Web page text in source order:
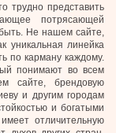
трудно представить
потрясающей
Не нашем сайте,
уникальная линейка
по карману каждому.
понимают во всем
сайте, брендовую
и другим городам
и богатыми
отличительную